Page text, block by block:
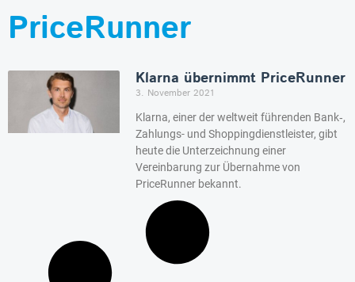
PriceRunner
Klarna übernimmt PriceRunner
3. November 2021
Klarna, einer der weltweit führenden Bank‑,
Zahlungs- und Shoppingdienstleister, gibt
heute die Unterzeichnung einer
Vereinbarung zur Übernahme von
PriceRunner bekannt.